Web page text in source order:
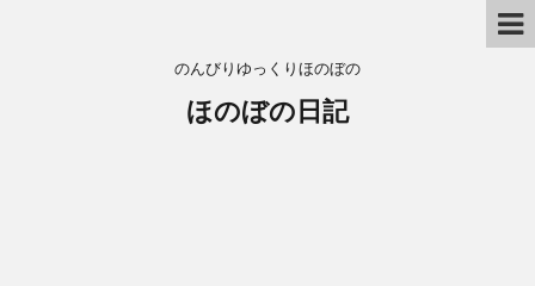
のんびりゆっくりほのぼの
ほのぼの日記